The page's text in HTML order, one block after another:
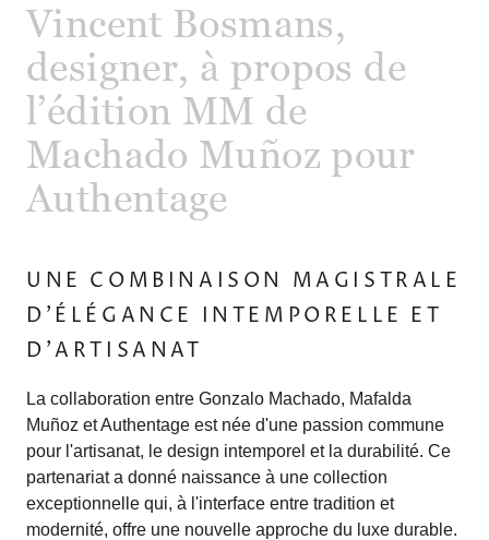
Vincent Bosmans,
designer, à propos de
l’édition MM de
Machado Muñoz pour
Authentage
UNE COMBINAISON MAGISTRALE
D'ÉLÉGANCE INTEMPORELLE ET
D'ARTISANAT
La collaboration entre Gonzalo Machado, Mafalda
Muñoz et Authentage est née d'une passion commune
pour l'artisanat, le design intemporel et la durabilité. Ce
partenariat a donné naissance à une collection
exceptionnelle qui, à l'interface entre tradition et
modernité, offre une nouvelle approche du luxe durable.